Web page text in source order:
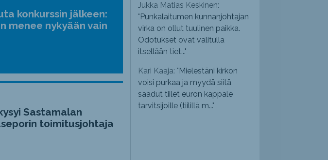
konkurssin jälkeen:
menee nykyään vain
Sastamalan
toimitusjohtaja
Jukka Matias Keskinen:
" Punkalaitumen kunnanjohtajan
virka on ollut tuulinen paikka.
Odotukset ovat valitulla
itsellään tiet..."
Kari Kaaja: " Mielestäni kirkon
voisi purkaa ja myydä siitä
saadut tiilet euron kappale
tarvitsijoille (tiilillä m..."